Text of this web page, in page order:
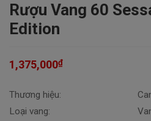
Rượu Vang 60
Edition
1,375,000₫
Thương hiệu:
Loại vang: